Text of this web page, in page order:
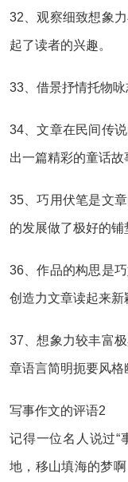
32、观察细致想象
起了读者的兴趣。
33、借景抒情托物咏
34、文章在民间传
出一篇精彩的童话故
35、巧用伏笔是文
的发展做了极好的铺
36、作品的构思是
创造力文章读起来新
37、想象力较丰富
章语言简明扼要风格
写事作文的评语2
记得一位名人说过“
地，移山填海的梦